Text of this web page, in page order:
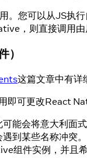
您可以从JS执
，则直接调用
）
这篇文章中有详
即可更改React
能会将意大利面
到某些名称冲突
组件实例，并且